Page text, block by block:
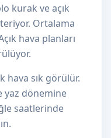
kurak ve açık
Ortalama
hava planları
hava sık görülür.
yaz dönemine
saatlerinde